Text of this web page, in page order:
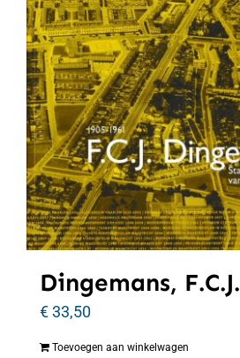
Dingemans, F.C.J.
€33,50
Toevoegen aan winkelwagen